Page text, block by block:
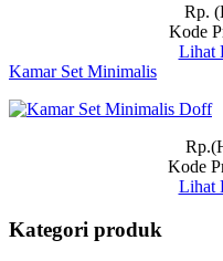
Rp.
Kode
Lihat
Kamar Set Minimalis
Kode
Lihat
Kategori produk